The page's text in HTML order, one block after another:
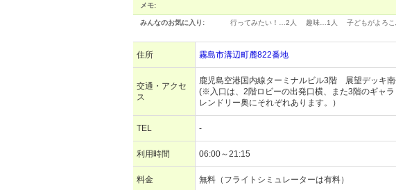
メモ:
みんなのお気に入り: 行ってみたい！… 2人 趣味… 1人 子どもがよろこ
住所 霧島市溝辺町麓822番地
交通・アクセ
ス
鹿児島空港国内線ターミナルビル3階 展望デッキ南
(※入口は、2階ロビーの出発口横、また3階のギャラ
レンドリー奥にそれぞれあります。）
TEL -
利用時間 06:00～21:15
料金 無料（フライトシミュレーターは有料）